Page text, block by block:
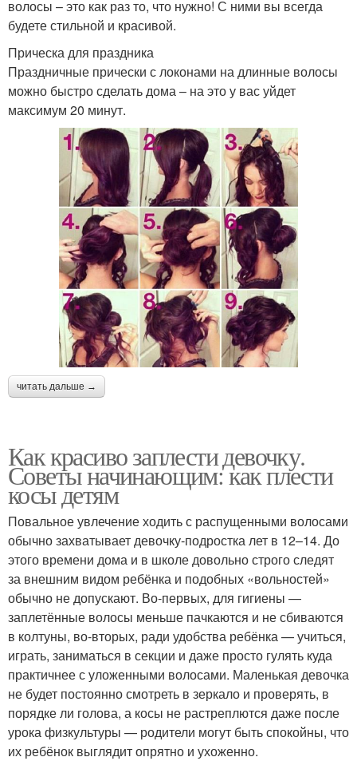
волосы – это как раз то, что нужно! С ними вы всегда
будете стильной и красивой.
Прическа для праздника
Праздничные прически с локонами на длинные волосы
можно быстро сделать дома – на это у вас уйдет
максимум 20 минут.
читать дальше →
Как красиво заплести девочку.
Советы начинающим: как плести
косы детям
Повальное увлечение ходить с распущенными волосами
обычно захватывает девочку-подростка лет в 12–14. До
этого времени дома и в школе довольно строго следят
за внешним видом ребёнка и подобных «вольностей»
обычно не допускают. Во-первых, для гигиены —
заплетённые волосы меньше пачкаются и не сбиваются
в колтуны, во-вторых, ради удобства ребёнка — учиться,
играть, заниматься в секции и даже просто гулять куда
практичнее с уложенными волосами. Маленькая девочка
не будет постоянно смотреть в зеркало и проверять, в
порядке ли голова, а косы не растреплются даже после
урока физкультуры — родители могут быть спокойны, что
их ребёнок выглядит опрятно и ухоженно.